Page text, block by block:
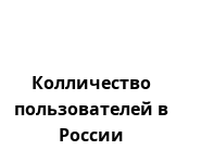
Колличество
пользователей в
России